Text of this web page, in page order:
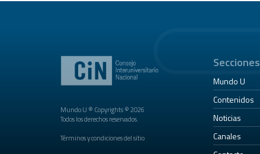
Mundo U ® Copyrights © 2026
Todos los derechos reservados.
Términos y condiciones del sitio
Secciones
Mundo U
Contenidos
Noticias
Canales